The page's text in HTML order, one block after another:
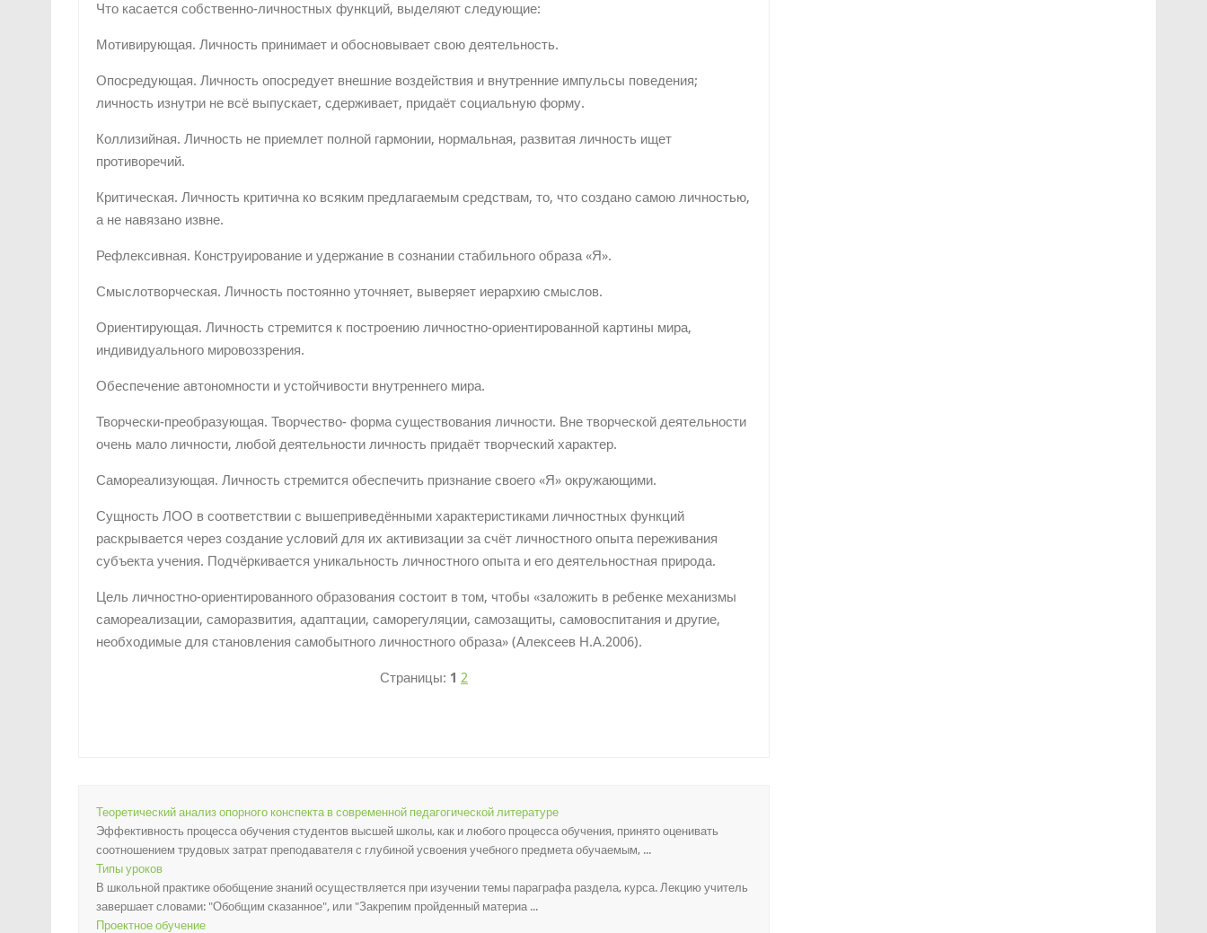
Что касается собственно-личностных функций, выделяют следующие:
Мотивирующая. Личность принимает и обосновывает свою деятельность.
Опосредующая. Личность опосредует внешние воздействия и внутренние импульсы поведения;
личность изнутри не всё выпускает, сдерживает, придаёт социальную форму.
Коллизийная. Личность не приемлет полной гармонии, нормальная, развитая личность ищет
противоречий.
Критическая. Личность критична ко всяким предлагаемым средствам, то, что создано самою личностью,
а не навязано извне.
Рефлексивная. Конструирование и удержание в сознании стабильного образа «Я».
Смыслотворческая. Личность постоянно уточняет, выверяет иерархию смыслов.
Ориентирующая. Личность стремится к построению личностно-ориентированной картины мира,
индивидуального мировоззрения.
Обеспечение автономности и устойчивости внутреннего мира.
Творчески-преобразующая. Творчество- форма существования личности. Вне творческой деятельности
очень мало личности, любой деятельности личность придаёт творческий характер.
Самореализующая. Личность стремится обеспечить признание своего «Я» окружающими.
Сущность ЛОО в соответствии с вышеприведёнными характеристиками личностных функций
раскрывается через создание условий для их активизации за счёт личностного опыта переживания
субъекта учения. Подчёркивается уникальность личностного опыта и его деятельностная природа.
Цель личностно-ориентированного образования состоит в том, чтобы «заложить в ребенке механизмы
самореализации, саморазвития, адаптации, саморегуляции, самозащиты, самовоспитания и другие,
необходимые для становления самобытного личностного образа» (Алексеев Н.А.2006).
Страницы: 1 2
Теоретический анализ опорного конспекта в современной педагогической литературе
Эффективность процесса обучения студентов высшей школы, как и любого процесса обучения, принято оценивать
соотношением трудовых затрат преподавателя с глубиной усвоения учебного предмета обучаемым, ...
Типы уроков
В школьной практике обобщение знаний осуществляется при изучении темы параграфа раздела, курса. Лекцию учитель
завершает словами: "Обобщим сказанное", или "Закрепим пройденный материа ...
Проектное обучение